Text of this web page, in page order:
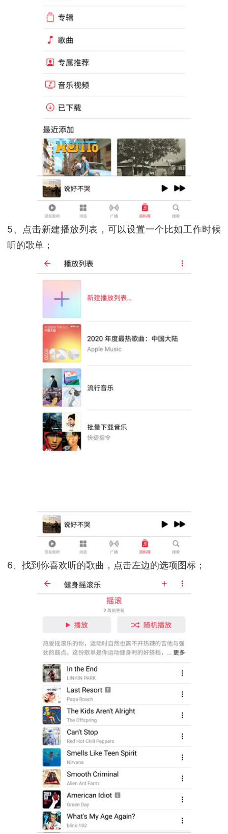
5、点击新建播放列表，可以设置一个比如工作时候
听的歌单；
6、找到你喜欢听的歌曲，点击左边的选项图标；